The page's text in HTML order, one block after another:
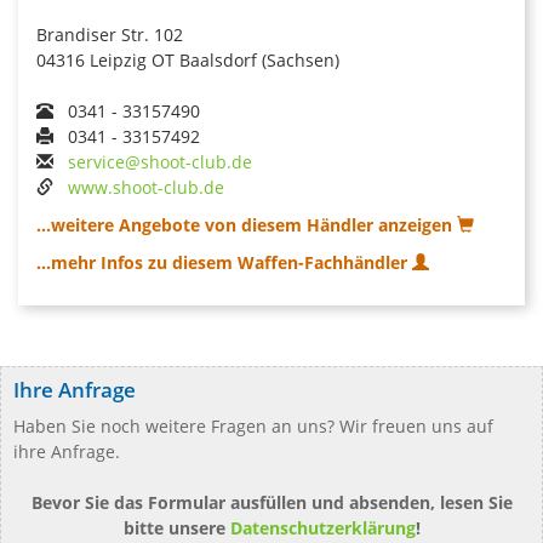
Brandiser Str. 102
04316 Leipzig OT Baalsdorf (Sachsen)
0341 - 33157490
0341 - 33157492
service@shoot-club.de
www.shoot-club.de
...weitere Angebote von diesem Händler anzeigen
...mehr Infos zu diesem Waffen-Fachhändler
Ihre Anfrage
Haben Sie noch weitere Fragen an uns? Wir freuen uns auf
ihre Anfrage.
Bevor Sie das Formular ausfüllen und absenden, lesen Sie
bitte unsere Datenschutzerklärung!